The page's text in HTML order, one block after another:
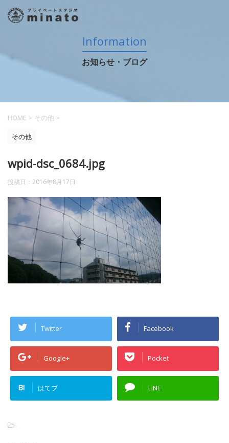
Information
お知らせ・ブログ
HOME > その他 >
その他
wpid-dsc_0684.jpg
投稿日： 2016年8月17日
Twitter Facebook
Google+ Pocket
B! はてブ LINE
-